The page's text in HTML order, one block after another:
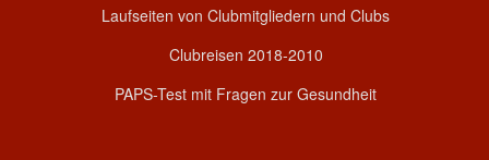
Laufseiten von Clubmitgliedern und Clubs
Clubreisen 2018-2010
PAPS-Test mit Fragen zur Gesundheit